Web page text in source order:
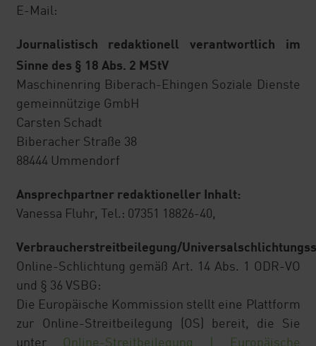
E-Mail:
Journalistisch redaktionell verantwortlich im
Sinne des § 18 Abs. 2 MStV
Maschinenring Biberach-Ehingen Soziale Dienste
gemeinnützige GmbH
Carsten Schadt
Biberacher Straße 38
88444 Ummendorf
Ansprechpartner redaktioneller Inhalt:
Vanessa Fluhr, Tel.: 07351 18826-40,
Verbraucherstreitbeilegung/
Online-Schlichtung gemäß Art. 14 Abs. 1 ODR-VO
und § 36 VSBG:
Die Europäische Kommission stellt eine Plattform
zur Online-Streitbeilegung (OS) bereit, die Sie
unter Online-Streitbeilegung | Europäische
Beratung Nährstoffmanagement
DAD Donau-Alb-Düngegemeinschaft